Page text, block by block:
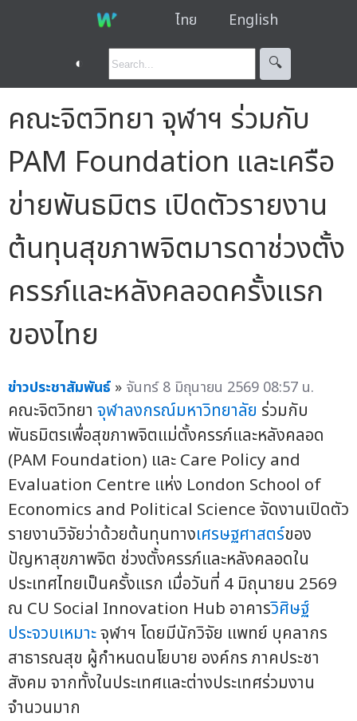
ไทย English
◐ 🔍︎
คณะจิตวิทยา จุฬาฯ ร่วมกับ
PAM Foundation และเครือ
ข่ายพันธมิตร เปิดตัวรายงาน
ต้นทุนสุขภาพจิตมารดาช่วงตั้ง
ครรภ์และหลังคลอดครั้งแรก
ของไทย
ข่าวประชาสัมพันธ์ » จันทร์ 8 มิถุนายน 2569 08:57 น.
คณะจิตวิทยา จุฬาลงกรณ์มหาวิทยาลัย ร่วมกับ
พันธมิตรเพื่อสุขภาพจิตแม่ตั้งครรภ์และหลังคลอด
(PAM Foundation) และ Care Policy and
Evaluation Centre แห่ง London School of
Economics and Political Science จัดงานเปิดตัว
รายงานวิจัยว่าด้วยต้นทุนทางเศรษฐศาสตร์ของ
ปัญหาสุขภาพจิต ช่วงตั้งครรภ์และหลังคลอดใน
ประเทศไทยเป็นครั้งแรก เมื่อวันที่ 4 มิถุนายน 2569
ณ CU Social Innovation Hub อาคารวิศิษฐ์
ประจวบเหมาะจุฬาฯ โดยมีนักวิจัย แพทย์ บุคลากร
สาธารณสุข ผู้กำหนดนโยบาย องค์กร ภาคประชา
สังคม จากทั้งในประเทศและต่างประเทศร่วมงาน
จำนวนมาก